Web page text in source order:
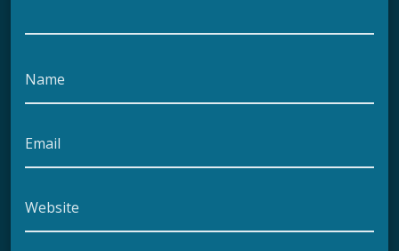
Name
Email
Website